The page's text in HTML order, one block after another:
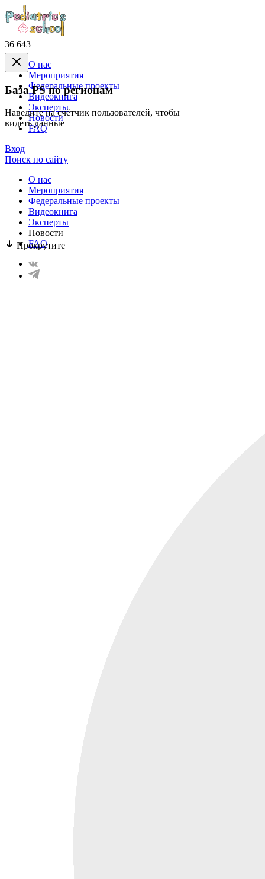
36 643
База PS по регионам
Наведите на счётчик пользователей, чтобы
видеть данные
Прокрутите
О нас
Mероприятия
Федеральные проекты
Видеокнига
Эксперты
Новости
FAQ
Вход
Поиск по сайту
О нас
Mероприятия
Федеральные проекты
Видеокнига
Эксперты
Новости
FAQ